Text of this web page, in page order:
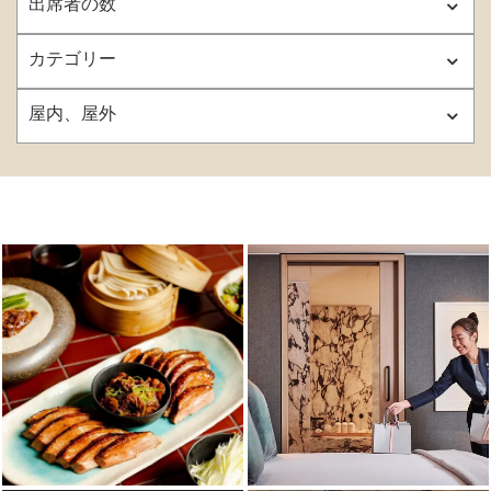
出席者の数
カテゴリー
屋内、屋外